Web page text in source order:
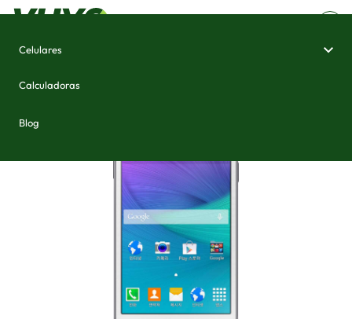
Celulares
Calculadoras
Blog